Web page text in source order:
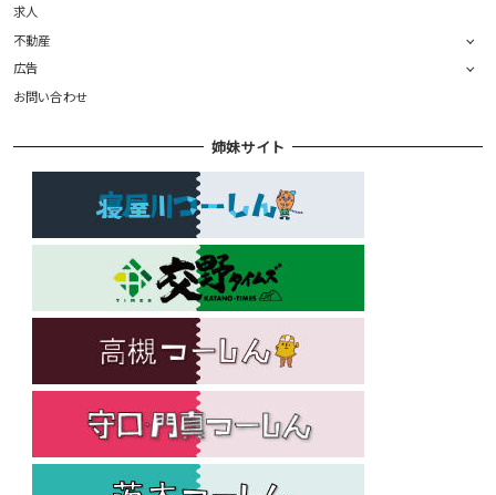
求人
不動産
広告
お問い合わせ
姉妹サイト